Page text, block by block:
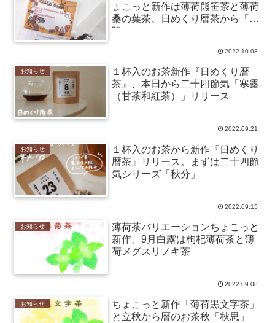
ょこっと新作は薄荷熊笹茶と薄荷
桑の葉茶、日めくり暦茶から「霜
降」
2022.10.08
お知らせ
１杯入のお茶新作『日めくり暦
茶』、本日から二十四節気「寒露
（甘茶和紅茶）」リリース
2022.09.21
お知らせ
１杯入のお茶から新作『日めくり
暦茶』リリース。まずは二十四節
気シリーズ「秋分」
2022.09.15
お知らせ
薄荷茶バリエーションちょこっと
新作、9月白露は枸杞薄荷茶と薄
荷メグスリノキ茶
2022.09.08
お知らせ
ちょこっと新作「薄荷黒文字茶」
と立秋から暦のお茶秋「秋思」